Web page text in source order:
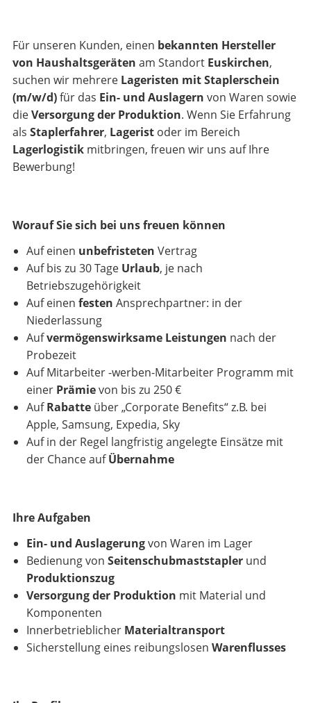
Für unseren Kunden, einen bekannten Hersteller
von Haushaltsgeräten am Standort Euskirchen,
suchen wir mehrere Lageristen mit Staplerschein
(m/w/d)für das Ein- und Auslagern von Waren sowie
dieVersorgung der Produktion. Wenn Sie Erfahrung
als Staplerfahrer, Lagerist oder im Bereich
Lagerlogistik mitbringen, freuen wir uns auf Ihre
Bewerbung!
Worauf Sie sich bei uns freuen können
Auf einen unbefristeten Vertrag
Auf bis zu 30 Tage Urlaub, je nach
Betriebszugehörigkeit
Auf einen festen Ansprechpartner: in der
Niederlassung
Aufvermögenswirksame Leistungen nach der
Probezeit
Auf Mitarbeiter -werben-Mitarbeiter Programm mit
einer Prämievon bis zu 250 €
AufRabatte über „Corporate Benefits“ z.B. bei
Apple, Samsung, Expedia, Sky
Auf in der Regel langfristig angelegte Einsätze mit
der Chance aufÜbernahme
Ihre Aufgaben
Ein- und Auslagerungvon Waren im Lager
Bedienung von Seitenschubmaststapler und
Produktionszug
Versorgung der Produktion mit Material und
Komponenten
Innerbetrieblicher Materialtransport
Sicherstellung eines reibungslosen Warenflusses